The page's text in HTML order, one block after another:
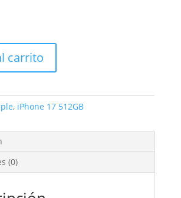
carrito
, iPhone 17 512GB
(0)